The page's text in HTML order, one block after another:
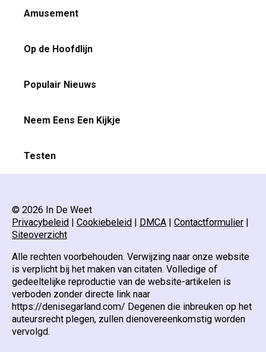
Amusement
Op de Hoofdlijn
Populair Nieuws
Neem Eens Een Kijkje
Testen
© 2026 In De Weet
Privacybeleid | Cookiebeleid | DMCA | Contactformulier |
Siteoverzicht
Alle rechten voorbehouden. Verwijzing naar onze website
is verplicht bij het maken van citaten. Volledige of
gedeeltelijke reproductie van de website-artikelen is
verboden zonder directe link naar
https://denisegarland.com/ Degenen die inbreuken op het
auteursrecht plegen, zullen dienovereenkomstig worden
vervolgd.